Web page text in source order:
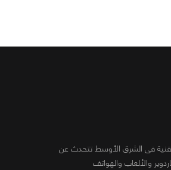
فى الشرق الأوسط تتحدث عن
والألعاب والهواتف